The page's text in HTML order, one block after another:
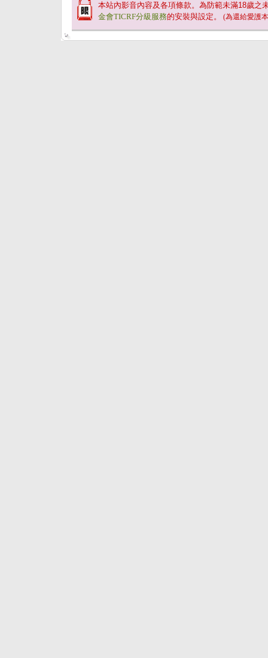
本站內影音內容及各項條款。為防範未滿18歲之
金會TICRF分級服務的安裝與設定。 (為還給愛護